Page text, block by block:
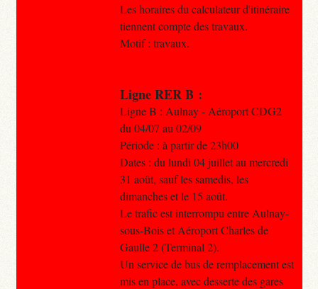
Les horaires du calculateur d'itinéraire
tiennent compte des travaux.
Motif : travaux.
Ligne RER B :
Ligne B : Aulnay - Aéroport CDG2
du 04/07 au 02/09
Période : à partir de 23h00
Dates : du lundi 04 juillet au mercredi
31 août, sauf les samedis, les
dimanches et le 15 août.
Le trafic est interrompu entre Aulnay-
sous-Bois et Aéroport Charles de
Gaulle 2 (Terminal 2).
Un service de bus de remplacement est
mis en place, avec desserte des gares